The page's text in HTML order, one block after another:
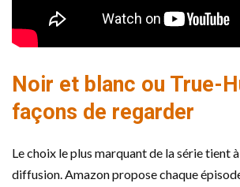
Noir et blanc ou True-
façons de regarder
Le choix le plus marquant de la série tient
diffusion. Amazon propose chaque